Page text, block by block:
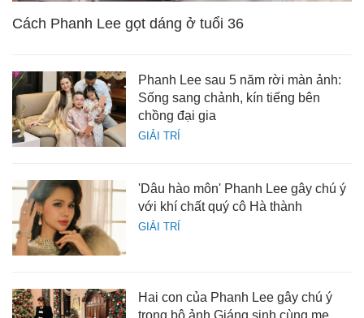
Cách Phanh Lee gọt dáng ở tuổi 36
GIẢI TRÍ
Phanh Lee sau 5 năm rời màn ảnh:
Sống sang chảnh, kín tiếng bên
chồng đại gia
GIẢI TRÍ
'Dâu hào môn' Phanh Lee gây chú ý
với khí chất quý cô Hà thành
Hai con của Phanh Lee gây chú ý